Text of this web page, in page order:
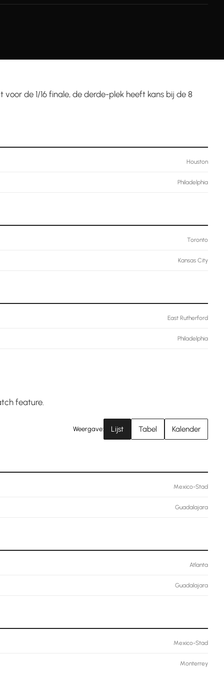
de 1/16 finale, de derde-plek heeft kans bij de 8
Houston
Philadelphia
Toronto
Kansas City
East Rutherford
Philadelphia
feature.
Weergave: Lijst Tabel Kalender
Mexico-Stad
Guadalajara
Atlanta
Guadalajara
Mexico-Stad
Monterrey